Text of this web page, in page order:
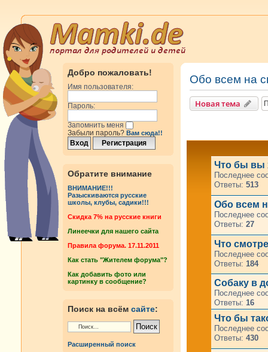
Добро пожаловать!
Имя пользователя:
Пароль:
Запомнить меня
Забыли пароль? Вам сюда!!
Обратите внимание
ВНИМАНИЕ!!!
Разыскиваются русские
школы, клубы, садики!!!
Cкидка 7% на русские книги
Линеечки для нашего сайта
Правила форума. 17.11.2011
Как стать "Жителем форума"?
Как добавить фото или
картинку в сообщение?
Поиск на всём сайте:
Расширенный поиск
Обо всем на
Новая тема
Что бы вы
Последнее
Ответы: 513
Oбо всем
Последнее
Ответы: 27
Что
Последнее
Ответы: 184
Собаку в
Последнее
Ответы: 16
Что бы
Последнее
Ответы: 430